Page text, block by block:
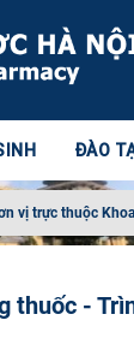
ĐÀO
vị trực thuộc Khoa
thuốc -